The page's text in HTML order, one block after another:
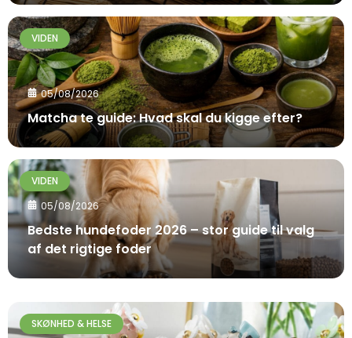
VIDEN
05/08/2026
Matcha te guide: Hvad skal du kigge efter?
VIDEN
05/08/2026
Bedste hundefoder 2026 – stor guide til valg
af det rigtige foder
SKØNHED & HELSE